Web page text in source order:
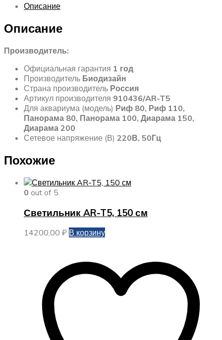
Описание
Описание
Производитель:
Официальная гарантия 1 год
Производитель Биодизайн
Страна производитель Россия
Артикул производителя 910436/AR-T5
Для аквариума (модель) Риф 80, Риф 110,
Панорама 80, Панорама 100, Диарама 150,
Диарама 200
Сетевое напряжение (В) 220В, 50Гц
Похожие
0 out of 5
Светильник AR-T5, 150 см
14200,00 ₽ В корзину